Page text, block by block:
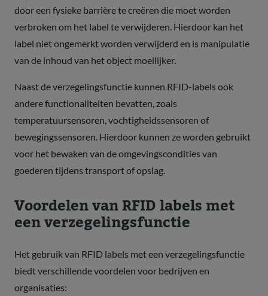
door een fysieke barrière te creëren die moet worden
verbroken om het label te verwijderen. Hierdoor kan het
label niet ongemerkt worden verwijderd en is manipulatie
van de inhoud van het object moeilijker.
Naast de verzegelingsfunctie kunnen RFID-labels ook
andere functionaliteiten bevatten, zoals
temperatuursensoren, vochtigheidssensoren of
bewegingssensoren. Hierdoor kunnen ze worden gebruikt
voor het bewaken van de omgevingscondities van
goederen tijdens transport of opslag.
Voordelen van RFID labels met
een verzegelingsfunctie
Het gebruik van RFID labels met een verzegelingsfunctie
biedt verschillende voordelen voor bedrijven en
organisaties: